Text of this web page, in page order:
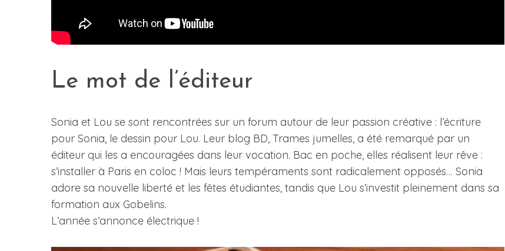
Le mot de l’éditeur
Sonia et Lou se sont rencontrées sur un forum autour de leur passion créative : l’écriture
pour Sonia, le dessin pour Lou. Leur blog BD, Trames jumelles, a été remarqué par un
éditeur qui les a encouragées dans leur vocation. Bac en poche, elles réalisent leur rêve :
s’installer à Paris en coloc ! Mais leurs tempéraments sont radicalement opposés… Sonia
adore sa nouvelle liberté et les fêtes étudiantes, tandis que Lou s’investit pleinement dans sa
formation aux Gobelins.
L’année s’annonce électrique !